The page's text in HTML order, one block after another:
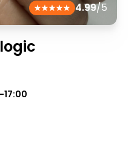
4.99/5